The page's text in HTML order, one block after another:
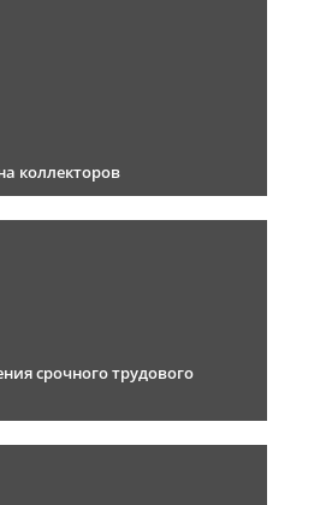
коллекторов
срочного трудового